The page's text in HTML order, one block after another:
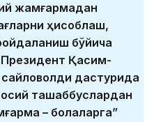
жамғармадан
ҳисоблаш,
бўйича
Қасим-
дастурида
ташаббуслардан
– болаларга”